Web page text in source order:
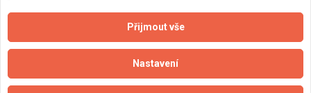
Zpracování a ochrana osobních údajů
Zásady pro používání souborů cookie
Obchodní podmínky (zprostředkování)
Obchodní podmínky (rozpočtování)
Přijmout vše
Nastavení